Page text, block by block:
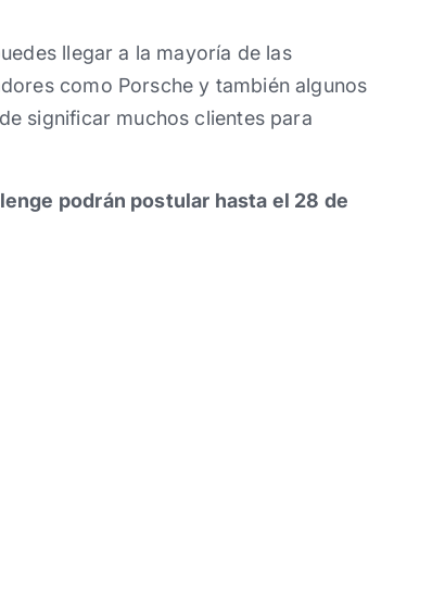
llegar a la mayoría de las
como Porsche y también algunos
significar muchos clientes para
podrán postular hasta el 28 de